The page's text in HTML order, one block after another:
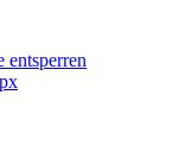
entsperren